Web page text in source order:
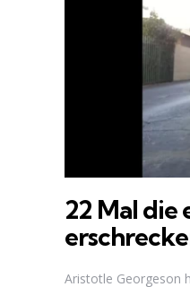
22 Mal die
Aristotle Georgeson